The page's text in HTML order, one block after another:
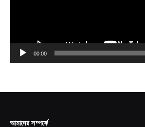
00:00
আমাদের সম্পর্কে